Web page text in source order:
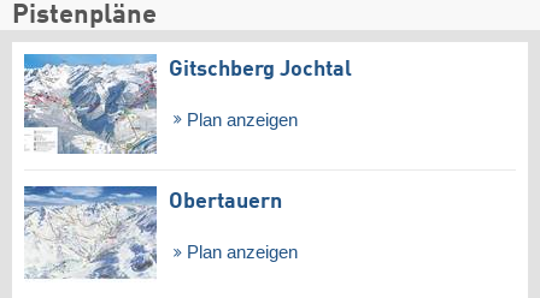
Pistenpläne
Gitschberg Jochtal
Plan anzeigen
Obertauern
Plan anzeigen